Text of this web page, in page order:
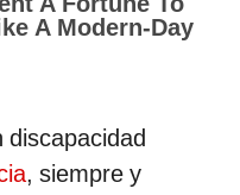
discapacidad
, siempre y